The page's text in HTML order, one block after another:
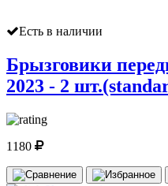
Есть в наличии
Брызговики
2023 - 2
1180